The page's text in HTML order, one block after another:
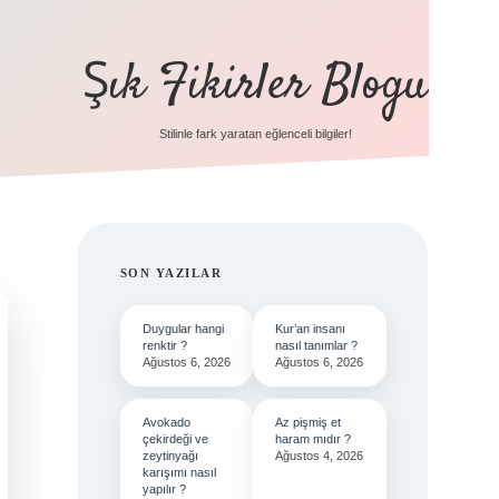
Şık Fikirler Blogu
Stilinle fark yaratan eğlenceli bilgiler!
SIDEBAR
SON YAZILAR
Duygular hangi
renktir ?
Ağustos 6, 2026
Kur’an insanı
nasıl tanımlar ?
Ağustos 6, 2026
Avokado
çekirdeği ve
zeytinyağı
karışımı nasıl
yapılır ?
Az pişmiş et
haram mıdır ?
Ağustos 4, 2026